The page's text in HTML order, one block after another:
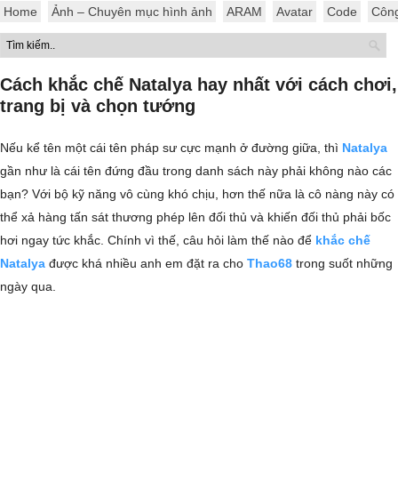
Home Ảnh – Chuyên mục hình ảnh ARAM Avatar Code
Cách khắc chế Natalya hay nhất với cách chơi,
trang bị và chọn tướng
Nếu kể tên một cái tên pháp sư cực mạnh ở đường giữa, thì Natalya
gần như là cái tên đứng đầu trong danh sách này phải không nào các
bạn? Với bộ kỹ năng vô cùng khó chịu, hơn thế nữa là cô nàng này có
thể xả hàng tấn sát thương phép lên đối thủ và khiến đối thủ phải bốc
hơi ngay tức khắc. Chính vì thế, câu hỏi làm thế nào để khắc chế
Natalya được khá nhiều anh em đặt ra cho Thao68 trong suốt những
ngày qua.